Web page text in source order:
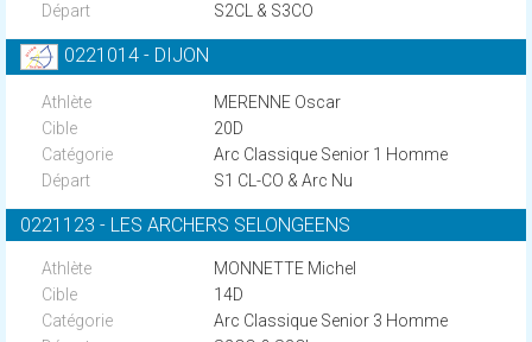
S2CL & S3CO
0221014 - DIJON
MERENNE Oscar
20D
Arc Classique Senior 1 Homme
S1 CL-CO & Arc Nu
0221123 - LES ARCHERS SELONGEENS
MONNETTE Michel
14D
Arc Classique Senior 3 Homme